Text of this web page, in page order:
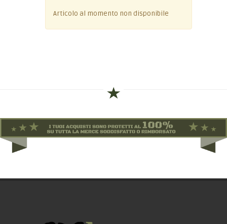
Articolo al momento non disponibile